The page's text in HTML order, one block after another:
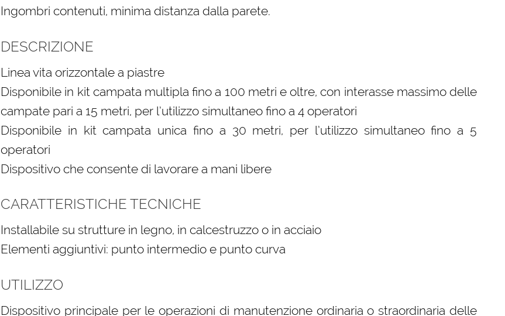
Ingombri contenuti, minima distanza dalla parete.
DESCRIZIONE
Linea vita orizzontale a piastre
Disponibile in kit campata multipla fino a 100 metri e oltre, con interasse massimo delle
campate pari a 15 metri, per l’utilizzo simultaneo fino a 4 operatori
Disponibile in kit campata unica fino a 30 metri, per l’utilizzo simultaneo fino a 5
operatori
Dispositivo che consente di lavorare a mani libere
CARATTERISTICHE TECNICHE
Installabile su strutture in legno, in calcestruzzo o in acciaio
Elementi aggiuntivi: punto intermedio e punto curva
UTILIZZO
Dispositivo principale per le operazioni di manutenzione ordinaria o straordinaria delle